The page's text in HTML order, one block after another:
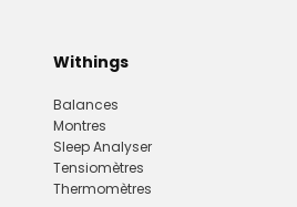
Withings
Balances
Montres
Sleep Analyser
Tensiomètres
Thermomètres